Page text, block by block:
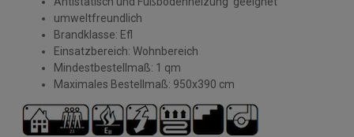
umweltfreundlich
Brandklasse: Efl
Einsatzbereich: Wohnbereich
Mindestbestellmaß: 1 qm
Maximales Bestellmaß: 950x390 cm